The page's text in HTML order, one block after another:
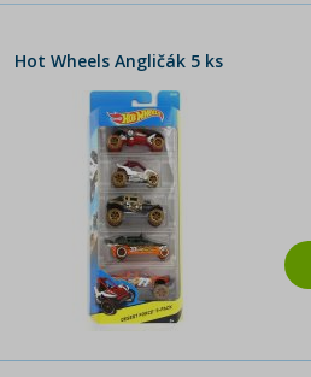
Hot Wheels Angličák 5 ks